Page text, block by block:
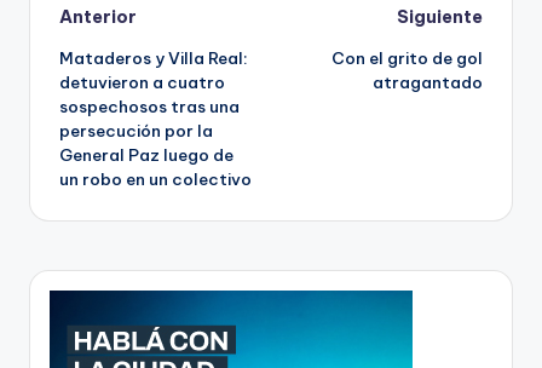
Post
navigation
Anterior
Mataderos y Villa Real:
detuvieron a cuatro
sospechosos tras una
persecución por la
General Paz luego de
un robo en un colectivo
Siguiente
Con el grito de gol
atragantado